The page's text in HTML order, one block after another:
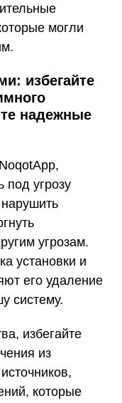
могли
избегайте
надежные
под угрозу
угрозам.
установки и
его удаление
систему.
избегайте
из
которые